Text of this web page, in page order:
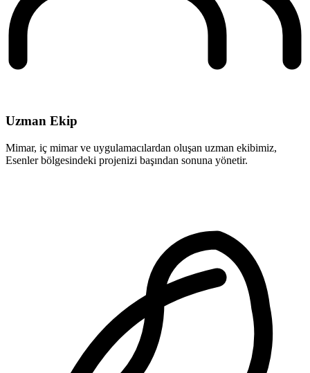
Uzman Ekip
Mimar, iç mimar ve uygulamacılardan oluşan uzman ekibimiz,
Esenler bölgesindeki projenizi başından sonuna yönetir.